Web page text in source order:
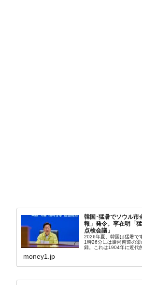
韓国･猛暑でソウル市
報」発令。李在明「
点検会議」
2026年夏。韓国は猛暑で
1時26分には慶尚南道の
録。これは1904年に近代
以来の韓国史上最高気温
ウル市全域への「猛暑重
money1.jp